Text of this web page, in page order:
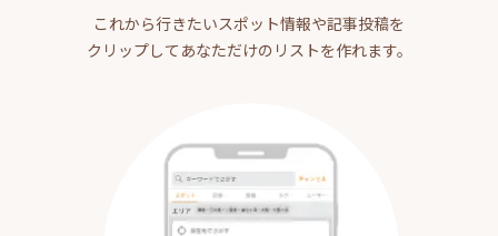
これから行きたいスポット情報や記事投稿を
クリップしてあなただけのリストを作れます。